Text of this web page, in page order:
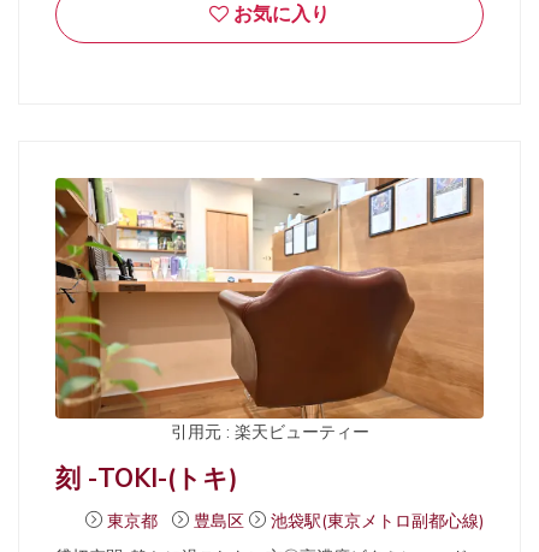
お気に入り
引用元 : 楽天ビューティー
刻 -TOKI-(トキ)
東京都 豊島区
池袋駅(東京メトロ副都心線)